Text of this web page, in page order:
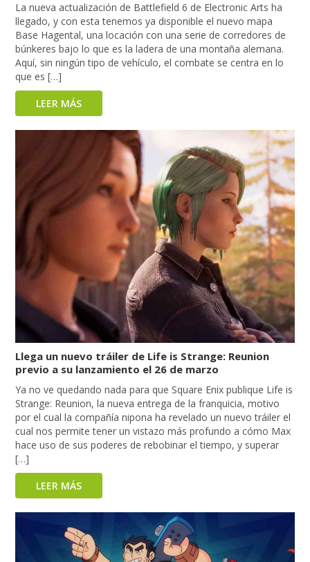
La nueva actualización de Battlefield 6 de Electronic Arts ha
llegado, y con esta tenemos ya disponible el nuevo mapa
Base Hagental, una locación con una serie de corredores de
búnkeres bajo lo que es la ladera de una montaña alemana.
Aquí, sin ningún tipo de vehículo, el combate se centra en lo
que es […]
LEER MÁS
Llega un nuevo tráiler de Life is Strange: Reunion
previo a su lanzamiento el 26 de marzo
Ya no ve quedando nada para que Square Enix publique Life is
Strange: Reunion, la nueva entrega de la franquicia, motivo
por el cual la compañía nipona ha revelado un nuevo tráiler el
cual nos permite tener un vistazo más profundo a cómo Max
hace uso de sus poderes de rebobinar el tiempo, y superar
[…]
LEER MÁS